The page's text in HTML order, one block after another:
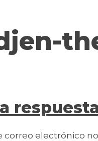
correo electrónico